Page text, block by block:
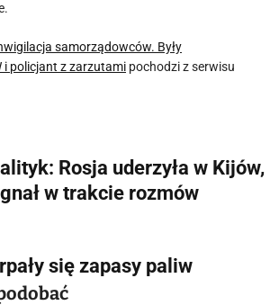
samorządowców. Były
i policjant z zarzutami pochodzi z serwisu
Rosja uderzyła w Kijów,
w trakcie rozmów
się zapasy paliw